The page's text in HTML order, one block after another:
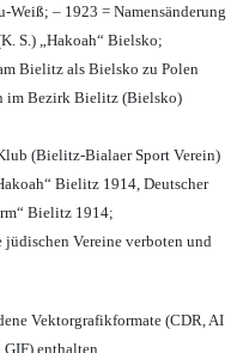
Weiß; – 1923 = Namensänderung
S.) „Hakoah“ Bielsko;
Bielitz als Bielsko zu Polen
im Bezirk Bielitz (Bielsko)
(Bielitz-Bialaer Sport Verein)
Bielitz 1914, Deutscher
Bielitz 1914;
jüdischen Vereine verboten und
Vektorgrafikformate (CDR, AI
enthalten.